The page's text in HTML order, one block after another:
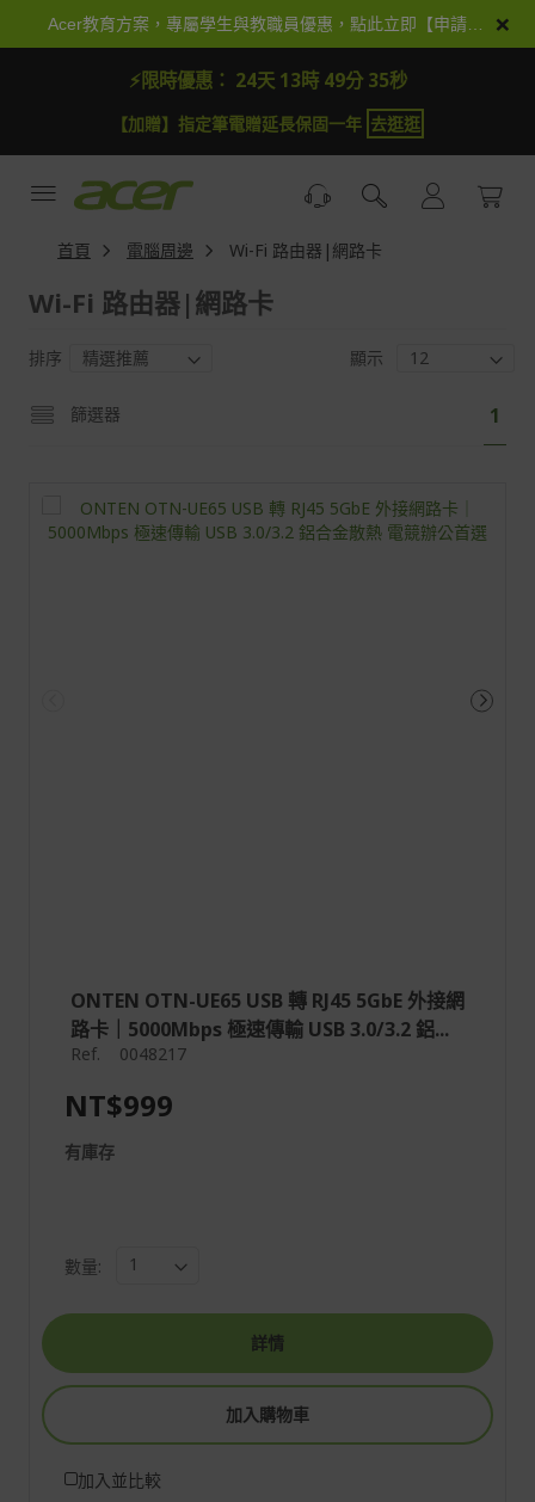
×
⚡限時優惠： 24天 13時 49分 34秒
【加贈】指定筆電贈延長保固一年 去逛逛
首頁 電腦周邊 Wi-Fi 路由器|網路卡
Wi-Fi 路由器|網路卡
排序 顯示
篩選器
您
目
1
ONTEN OTN-UE65 USB 轉 RJ45 5GbE 外接網
路卡｜5000Mbps 極速傳輸 USB 3.0/3.2 鋁...
Ref. 0048217
NT$999
有庫存
數量:
詳情
加入購物車
加入並比較